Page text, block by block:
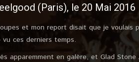
(Paris), le 20 Mai 2016
et mon report disait que je voulais
ces derniers temps.
apparemment en galère, et Glad